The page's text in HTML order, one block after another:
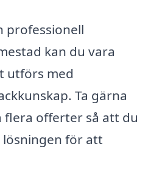
professionell
kan du vara
utförs med
Ta gärna
flera offerter så att du
lösningen för att